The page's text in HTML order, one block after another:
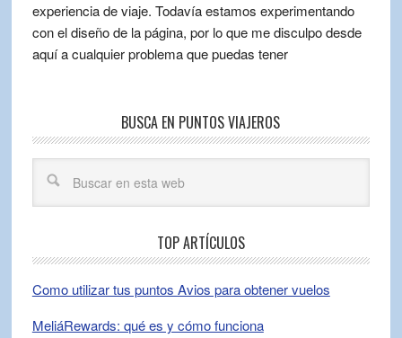
experiencia de viaje. Todavía estamos experimentando
con el diseño de la página, por lo que me disculpo desde
aquí a cualquier problema que puedas tener
BUSCA EN PUNTOS VIAJEROS
TOP ARTÍCULOS
Como utilizar tus puntos Avios para obtener vuelos
MeliáRewards: qué es y cómo funciona